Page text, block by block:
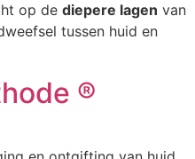
op de diepere lagen van
tussen huid en
®